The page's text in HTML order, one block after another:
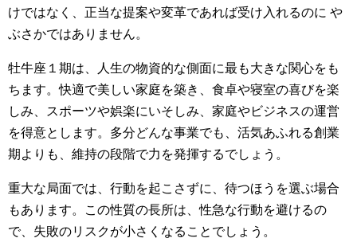
けではなく、正当な提案や変革であれば受け入れるのに や
ぶさかではありません。
牡牛座１期は、人生の物資的な側面に最も大きな関心をも
ちます。快適で美しい家庭を築き、食卓や寝室の喜びを楽
しみ、スポーツや娯楽にいそしみ、家庭やビジネスの運営
を得意とします。多分どんな事業でも、活気あふれる創業
期よりも、維持の段階で力を発揮するでしょう。
重大な局面では、行動を起こさずに、待つほうを選ぶ場合
もあります。この性質の長所は、性急な行動を避けるの
で、失敗のリスクが小さくなることでしょう。